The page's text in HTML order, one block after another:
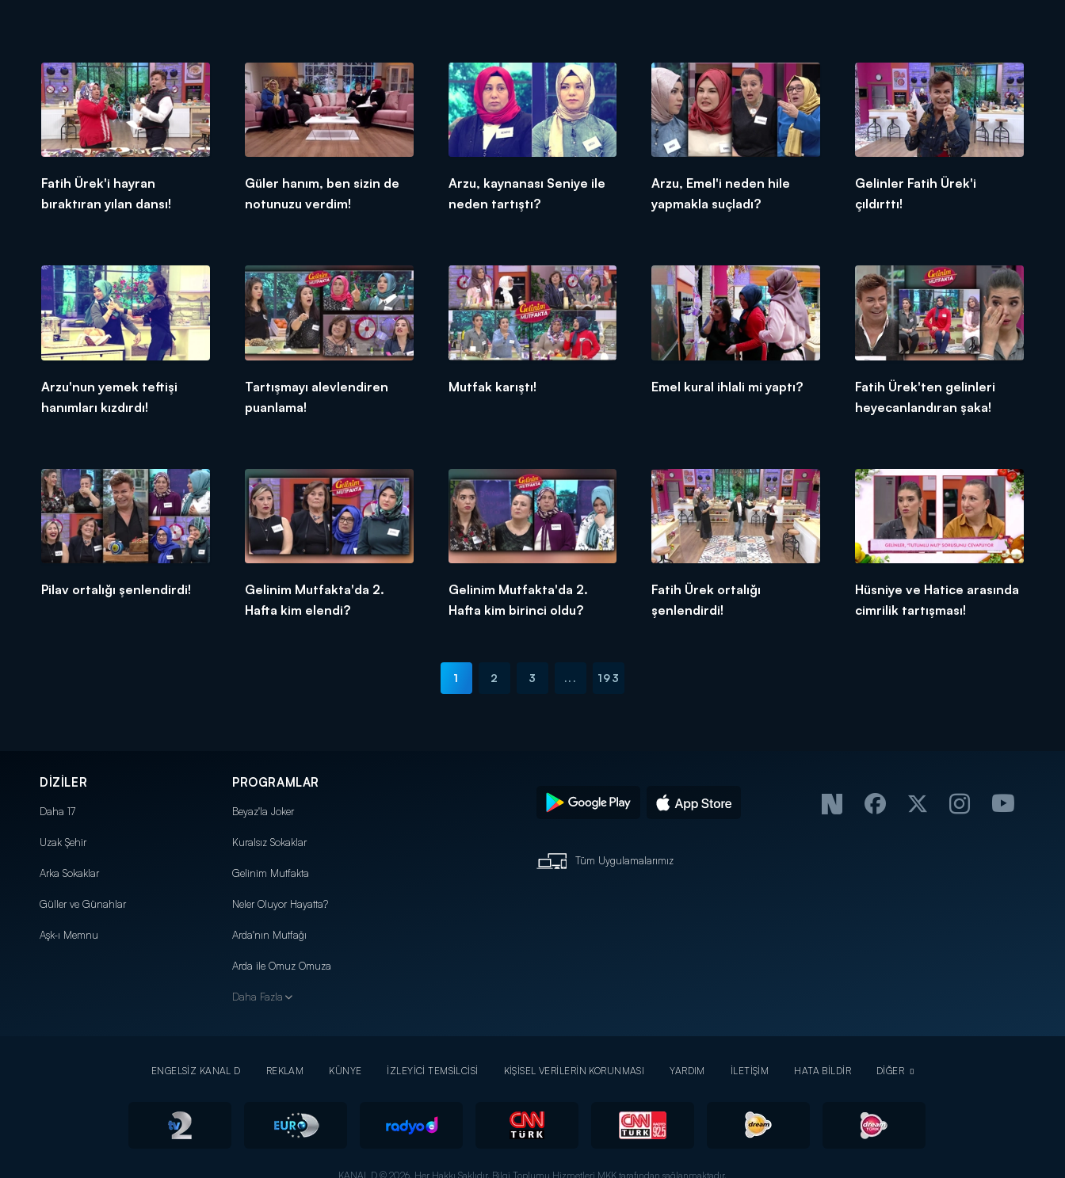
Fatih Ürek'i hayran
bıraktıran yılan dansı!
Güler hanım, ben sizin de
notunuzu verdim!
Arzu, kaynanası Seniye ile
neden tartıştı?
Arzu, Emel'i neden hile
yapmakla suçladı?
Gelinler Fatih Ürek'i
çıldırttı!
Arzu'nun yemek teftişi
hanımları kızdırdı!
Tartışmayı alevlendiren
puanlama!
Mutfak karıştı! Emel kural ihlali mi yaptı?
Fatih Ürek'ten gelinleri
heyecanlandıran şaka!
Pilav ortalığı şenlendirdi!
Gelinim Mutfakta'da 2.
Hafta kim elendi?
Gelinim Mutfakta'da 2.
Hafta kim birinci oldu?
Fatih Ürek ortalığı
şenlendirdi!
Hüsniye ve Hatice arasında
cimrilik tartışması!
1 2 3 ... 193
DİZİLER
Daha 17
Uzak Şehir
Arka Sokaklar
Güller ve Günahlar
Aşk-ı Memnu
PROGRAMLAR
Beyaz'la Joker
Kuralsız Sokaklar
Gelinim Mutfakta
Neler Oluyor Hayatta?
Arda'nın Mutfağı
Arda ile Omuz Omuza
Daha Fazla
Tüm Uygulamalarımız
ENGELSİZ KANAL D REKLAM KÜNYE İZLEYİCİ TEMSİLCİSİ KİŞİSEL VERİLERİN KORUNMASI YARDIM İLETİŞİM HATA BİLDİR DİĞER
KANAL D © 2026. Her Hakkı Saklıdır. Bilgi Toplumu Hizmetleri MKK tarafından sağlanmaktadır.